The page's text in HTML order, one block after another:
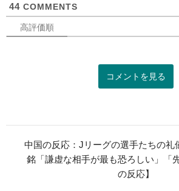
44 COMMENTS
高評価順
コメントを見る
中国の反応：Jリーグの選手たちの礼
銘「謙虚な相手が最も恐ろしい」「
の反応】